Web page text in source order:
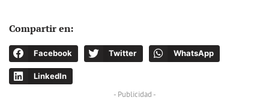
Compartir en:
Facebook Twitter WhatsApp
LinkedIn
- Publicidad -